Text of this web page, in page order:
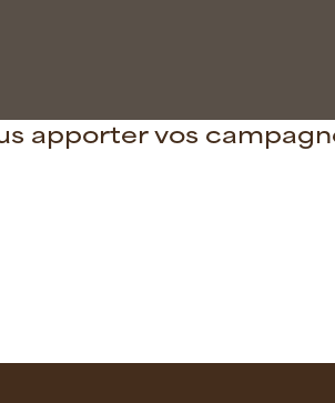
apporter vos